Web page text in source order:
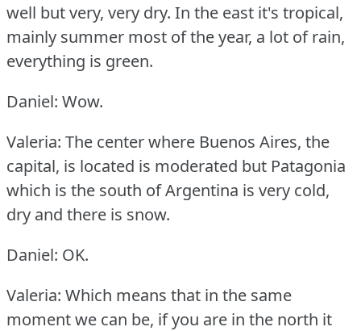
well but very, very dry. In the east it's tropical,
mainly summer most of the year, a lot of rain,
everything is green.
Daniel: Wow.
Valeria: The center where Buenos Aires, the
capital, is located is moderated but Patagonia
which is the south of Argentina is very cold,
dry and there is snow.
Daniel: OK.
Valeria: Which means that in the same
moment we can be, if you are in the north it